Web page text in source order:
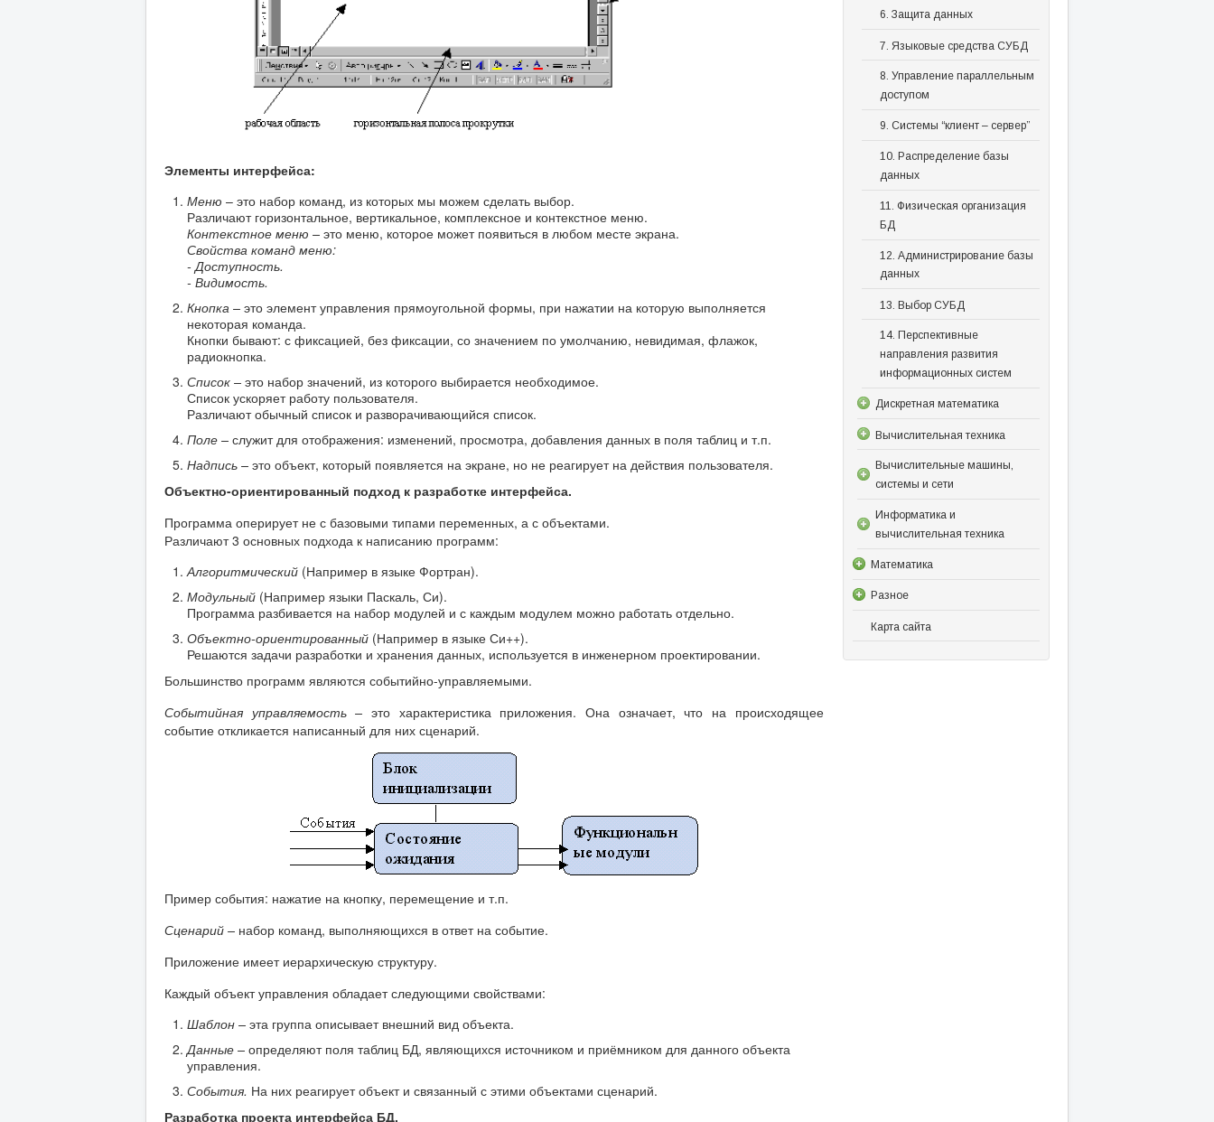
Элементы интерфейса:
Меню – это набор команд, из которых мы можем сделать выбор.
Различают горизонтальное, вертикальное, комплексное и контекстное меню.
Контекстное меню – это меню, которое может появиться в любом месте экрана.
Свойства команд меню:
- Доступность.
- Видимость.
Кнопка – это элемент управления прямоугольной формы, при нажатии на которую выполняется
некоторая команда.
Кнопки бывают: с фиксацией, без фиксации, со значением по умолчанию, невидимая, флажок,
радиокнопка.
Список – это набор значений, из которого выбирается необходимое.
Список ускоряет работу пользователя.
Различают обычный список и разворачивающийся список.
Поле – служит для отображения: изменений, просмотра, добавления данных в поля таблиц и т.п.
Надпись – это объект, который появляется на экране, но не реагирует на действия пользователя.
Объектно-ориентированный подход к разработке интерфейса.
Программа оперирует не с базовыми типами переменных, а с объектами.
Различают 3 основных подхода к написанию программ:
Алгоритмический (Например в языке Фортран).
Модульный (Например языки Паскаль, Си).
Программа разбивается на набор модулей и с каждым модулем можно работать отдельно.
Объектно-ориентированный (Например в языке Си++).
Решаются задачи разработки и хранения данных, используется в инженерном проектировании.
Большинство программ являются событийно-управляемыми.
Событийная управляемость –это характеристика приложения. Она означает, что на происходящее
событие откликается написанный для них сценарий.
Пример события: нажатие на кнопку, перемещение и т.п.
Сценарий – набор команд, выполняющихся в ответ на событие.
Приложение имеет иерархическую структуру.
Каждый объект управления обладает следующими свойствами:
Шаблон – эта группа описывает внешний вид объекта.
Данные – определяют поля таблиц БД, являющихся источником и приёмником для данного объекта
управления.
События. На них реагирует объект и связанный с этими объектами сценарий.
Разработка проекта интерфейса БД.
6. Защита данных
7. Языковые средства СУБД
8. Управление параллельным
доступом
9. Системы “клиент – сервер”
10. Распределение базы
данных
11. Физическая организация
БД
12. Администрирование базы
данных
13. Выбор СУБД
14. Перспективные
направления развития
информационных систем
Дискретная математика
Вычислительная техника
Вычислительные машины,
системы и сети
Информатика и
вычислительная техника
Математика
Разное
Карта сайта